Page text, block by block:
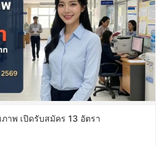
าพ เปิดรับสมัคร 13 อัตรา